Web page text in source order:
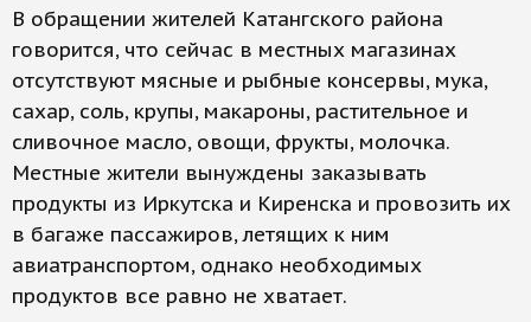
В обращении жителей Катангского района
говорится, что сейчас в местных магазинах
отсутствуют мясные и рыбные консервы, мука,
сахар, соль, крупы, макароны, растительное и
сливочное масло, овощи, фрукты, молочка.
Местные жители вынуждены заказывать
продукты из Иркутска и Киренска и провозить их
в багаже пассажиров, летящих к ним
авиатранспортом, однако необходимых
продуктов все равно не хватает.